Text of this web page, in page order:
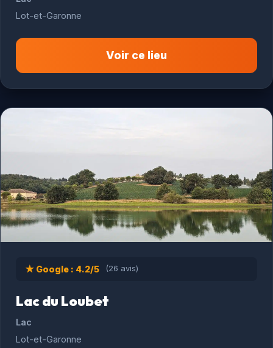
Lot-et-Garonne
Voir ce lieu
★ Google : 4.2/5 (26 avis)
Lac du Loubet
Lac
Lot-et-Garonne